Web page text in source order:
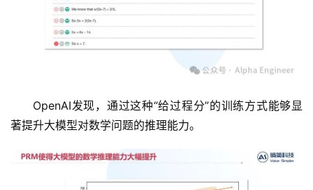
OpenAI发现，通过这种“给过程分”的训练方式能够显
著提升大模型对数学问题的推理能力。